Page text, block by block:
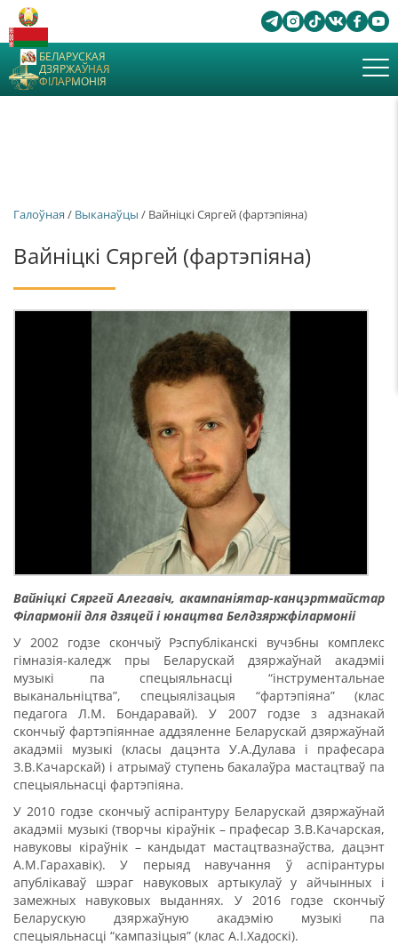
БЕЛАРУСКАЯ
ДЗЯРЖАЎНАЯ
ФІЛАРМОНІЯ
Галоўная / Выканаўцы / Вайніцкі Сяргей (фартэпіяна)
Вайніцкі Сяргей (фартэпіяна)
Вайніцкі Сяргей Алегавіч, акампаніятар-канцэртмайстар
Філармоніі для дзяцей і юнацтва Белдзяржфілармоніі
У 2002 годзе скончыў Рэспубліканскі вучэбны комплекс
гімназія-каледж пры Беларускай дзяржаўнай акадэміі
музыкі па спецыяльнасці “інструментальнае
выканальніцтва”, спецыялізацыя “фартэпіяна” (клас
педагога Л.М. Бондаравай). У 2007 годзе з адзнакай
скончыў фартэпіяннае аддзяленне Беларускай дзяржаўнай
акадэміі музыкі (класы дацэнта У.А.Дулава і прафесара
З.В.Качарскай) і атрымаў ступень бакалаўра мастацтваў па
спецыяльнасці фартэпіяна.
У 2010 годзе скончыў аспірантуру Беларускай дзяржаўнай
акадэміі музыкі (творчы кіраўнік – прафесар З.В.Качарская,
навуковы кіраўнік – кандыдат мастацтвазнаўства, дацэнт
А.М.Гарахавік). У перыяд навучання ў аспірантуры
апублікаваў шэраг навуковых артыкулаў у айчынных і
замежных навуковых выданнях. У 2016 годзе скончыў
Беларускую дзяржаўную акадэмію музыкі па
спецыяльнасці “кампазіцыя” (клас А.І.Хадоскі).